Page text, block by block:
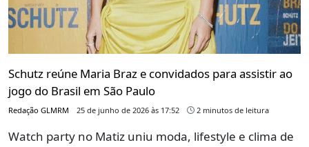
Schutz reúne Maria Braz e convidados para assistir ao
jogo do Brasil em São Paulo
Redação GLMRM 25 de junho de 2026 às 17:52 2 minutos de leitura
Watch party no Matiz uniu moda, lifestyle e clima de